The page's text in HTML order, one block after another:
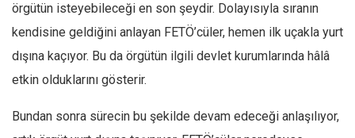
Ekonomi
Spor
Manzara
Gıda-Beslenme
örgütün isteyebileceği en son şeydir. Dolayısıyla sıranın
kendisine geldiğini anlayan FETÖ’cüler, hemen ilk uçakla yurt
dışına kaçıyor. Bu da örgütün ilgili devlet kurumlarında hâlâ
etkin olduklarını gösterir.
Bundan sonra sürecin bu şekilde devam edeceği anlaşılıyor,